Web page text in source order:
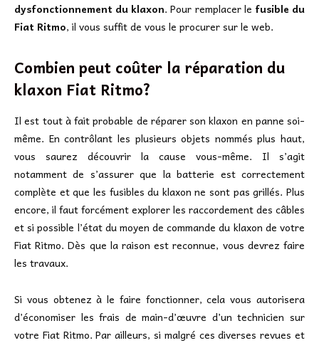
dysfonctionnement du klaxon. Pour remplacer le fusible du
Fiat Ritmo, il vous suffit de vous le procurer sur le web.
Combien peut coûter la réparation du
klaxon Fiat Ritmo?
Il est tout à fait probable de réparer son klaxon en panne soi-
même. En contrôlant les plusieurs objets nommés plus haut,
vous saurez découvrir la cause vous-même. Il s’agit
notamment de s’assurer que la batterie est correctement
complète et que les fusibles du klaxon ne sont pas grillés. Plus
encore, il faut forcément explorer les raccordement des câbles
et si possible l’état du moyen de commande du klaxon de votre
Fiat Ritmo. Dès que la raison est reconnue, vous devrez faire
les travaux.
Si vous obtenez à le faire fonctionner, cela vous autorisera
d’économiser les frais de main-d’œuvre d’un technicien sur
votre Fiat Ritmo. Par ailleurs, si malgré ces diverses revues et